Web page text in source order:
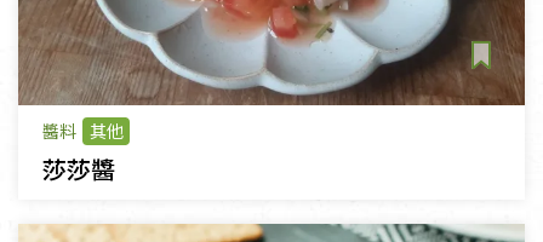
醬料 其他
莎莎醬